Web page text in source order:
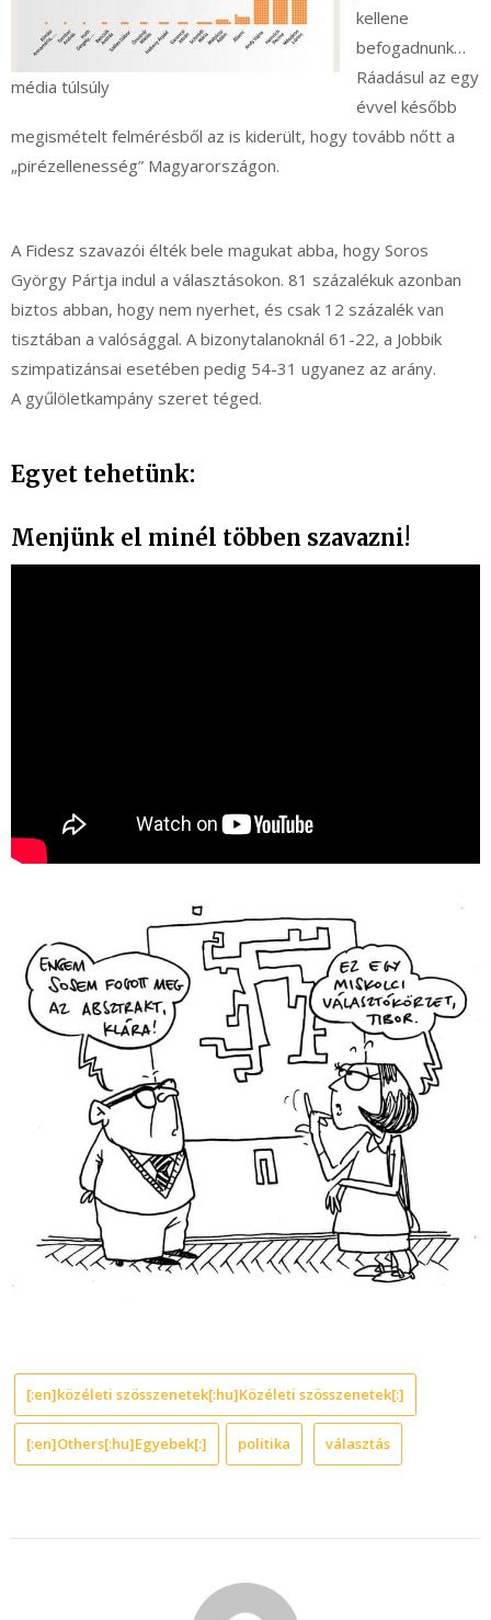
média túlsúly
kellene
befogadnunk…
Ráadásul az egy
évvel később
megismételt felmérésből az is kiderült, hogy tovább nőtt a
„pirézellenesség” Magyarországon.
A Fidesz szavazói élték bele magukat abba, hogy Soros
György Pártja indul a választásokon. 81 százalékuk azonban
biztos abban, hogy nem nyerhet, és csak 12 százalék van
tisztában a valósággal. A bizonytalanoknál 61-22, a Jobbik
szimpatizánsai esetében pedig 54-31 ugyanez az arány.
A gyűlöletkampány szeret téged.
Egyet tehetünk:
Menjünk el minél többen szavazni!
[:en]közéleti szösszenetek[:hu]Közéleti szösszenetek[:]
[:en]Others[:hu]Egyebek[:] politika választás